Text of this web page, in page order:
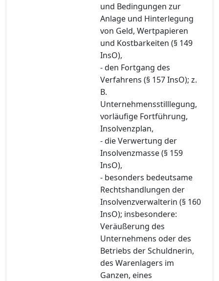
und Bedingungen zur
Anlage und Hinterlegung
von Geld, Wertpapieren
und Kostbarkeiten (§ 149
InsO),
- den Fortgang des
Verfahrens (§ 157 InsO); z.
B.
Unternehmensstilllegung,
vorläufige Fortführung,
Insolvenzplan,
- die Verwertung der
Insolvenzmasse (§ 159
InsO),
- besonders bedeutsame
Rechtshandlungen der
Insolvenzverwalterin (§ 160
InsO); insbesondere:
Veräußerung des
Unternehmens oder des
Betriebs der Schuldnerin,
des Warenlagers im
Ganzen, eines